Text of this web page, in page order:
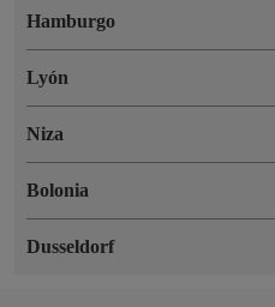
Hamburgo
Lyón
Niza
Bolonia
Dusseldorf